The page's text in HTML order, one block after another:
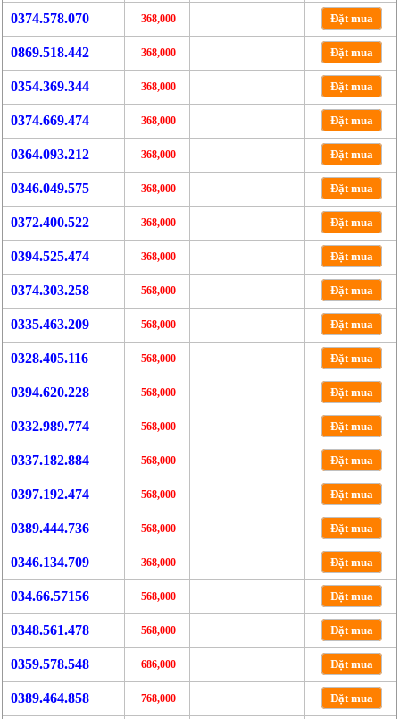
0374.578.070 368,000 Đặt mua
0869.518.442 368,000 Đặt mua
0354.369.344 368,000 Đặt mua
0374.669.474 368,000 Đặt mua
0364.093.212 368,000 Đặt mua
0346.049.575 368,000 Đặt mua
0372.400.522 368,000 Đặt mua
0394.525.474 368,000 Đặt mua
0374.303.258 568,000 Đặt mua
0335.463.209 568,000 Đặt mua
0328.405.116 568,000 Đặt mua
0394.620.228 568,000 Đặt mua
0332.989.774 568,000 Đặt mua
0337.182.884 568,000 Đặt mua
0397.192.474 568,000 Đặt mua
0389.444.736 568,000 Đặt mua
0346.134.709 368,000 Đặt mua
034.66.57156 568,000 Đặt mua
0348.561.478 568,000 Đặt mua
0359.578.548 686,000 Đặt mua
0389.464.858 768,000 Đặt mua